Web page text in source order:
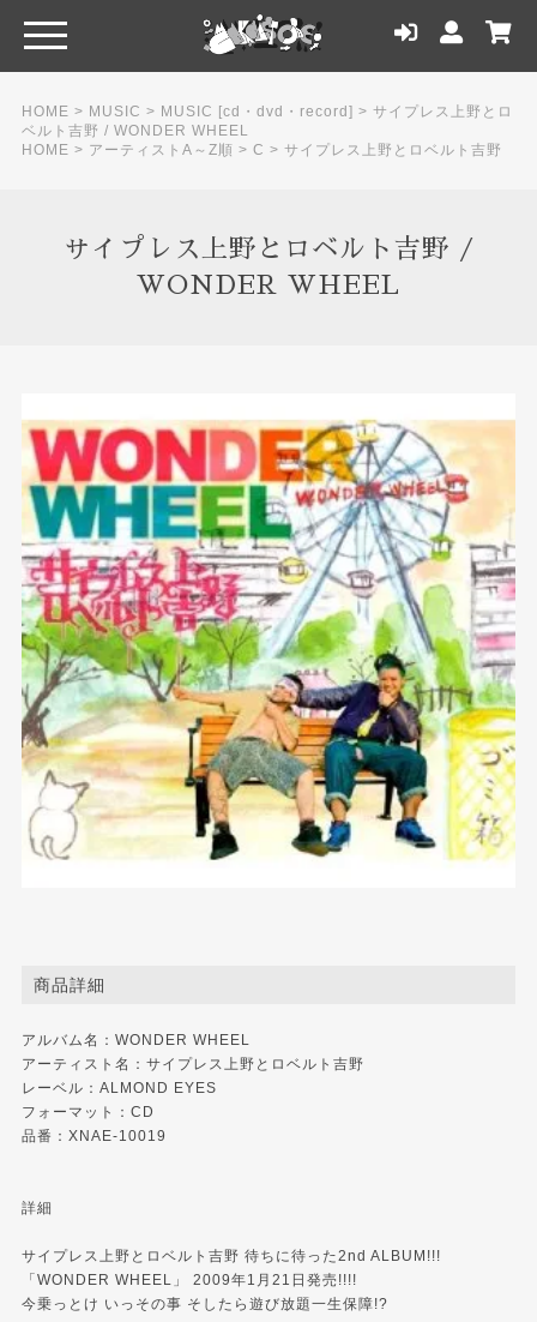
HOME > MUSIC > MUSIC [cd・dvd・record] > サイプレス上野とロ
ベルト吉野 / WONDER WHEEL
HOME > アーティストA～Z順 > C > サイプレス上野とロベルト吉野
サイプレス上野とロベルト吉野 /
WONDER WHEEL
商品詳細
アルバム名：WONDER WHEEL
アーティスト名：サイプレス上野とロベルト吉野
レーベル： ALMOND EYES
フォーマット：CD
品番：XNAE-10019
詳細
サイプレス上野とロベルト吉野 待ちに待った2nd ALBUM!!!
「WONDER WHEEL」 2009年1月21日発売!!!!
今乗っとけ いっその事 そしたら遊び放題一生保障!?